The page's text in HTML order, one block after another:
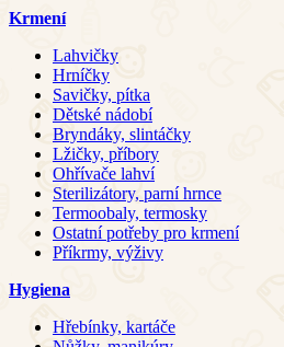
Krmení
Lahvičky
Hrníčky
Savičky, pítka
Dětské nádobí
Bryndáky, slintáčky
Lžičky, příbory
Ohřívače lahví
Sterilizátory, parní hrnce
Termoobaly, termosky
Ostatní potřeby pro krmení
Příkrmy, výživy
Hygiena
Hřebínky, kartáče